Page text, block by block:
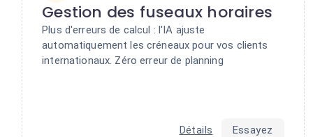
Gestion des fuseaux horaires
Plus d'erreurs de calcul : l'IA ajuste
automatiquement les créneaux pour vos clients
internationaux. Zéro erreur de planning
Détails Essayez